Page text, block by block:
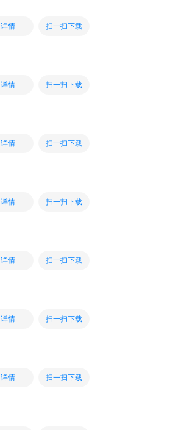
详情 扫一扫下载
详情 扫一扫下载
详情 扫一扫下载
详情 扫一扫下载
详情 扫一扫下载
详情 扫一扫下载
详情 扫一扫下载